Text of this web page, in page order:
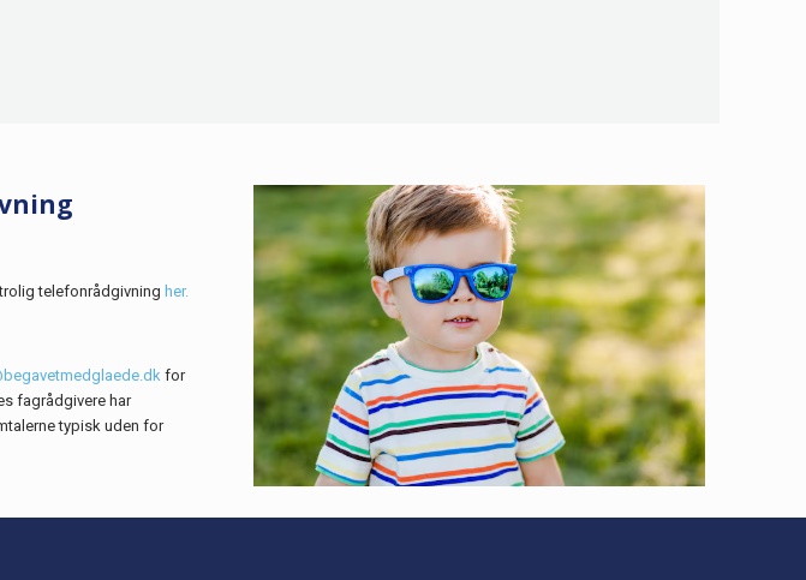
telefonrådgivning her.
for
fagrådgivere har
typisk uden for